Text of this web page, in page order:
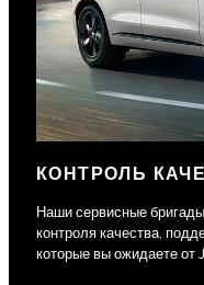
КОНТРОЛЬ
Наши сервисные
контроля качества,
которые вы ожидаете от